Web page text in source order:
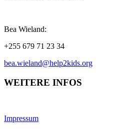
Bea Wieland:
+255 679 71 23 34
bea.wieland@help2kids.org
WEITERE INFOS
Impressum